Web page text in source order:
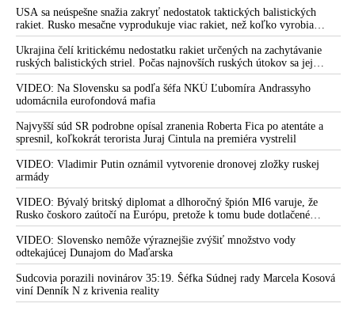
dve dievčatá zo zahraničia, ktoré boli uškrtené počas drsného
fetišistického sexu, pochovali v blízkosti jeho ranča v tomto americkom
štáte
USA sa neúspešne snažia zakryť nedostatok taktických balistických
rakiet. Rusko mesačne vyprodukuje viac rakiet, než koľko vyrobia
všetci producenti systémov Patriot dohromady
Ukrajina čelí kritickému nedostatku rakiet určených na zachytávanie
ruských balistických striel. Počas najnovších ruských útokov sa jej
nepodarilo zostreliť ani jednu. Volodymyr Zelenskyj sa v zúfalstve snaží
prostredníctvom NATO zabezpečiť ich dodávky
VIDEO: Na Slovensku sa podľa šéfa NKÚ Ľubomíra Andrassyho
udomácnila eurofondová mafia
Najvyšší súd SR podrobne opísal zranenia Roberta Fica po atentáte a
spresnil, koľkokrát terorista Juraj Cintula na premiéra vystrelil
VIDEO: Vladimir Putin oznámil vytvorenie dronovej zložky ruskej
armády
VIDEO: Bývalý britský diplomat a dlhoročný špión MI6 varuje, že
Rusko čoskoro zaútočí na Európu, pretože k tomu bude dotlačené
rovnako, ako bolo dotlačené k invázii na Ukrajinu v roku 2022.
Zelenskyj medzitým v Kyjeve naliehal na zhromaždených diplomatov,
aby vo svete zháňali energie pre Ukrajinu na zimu. Putin vraj bude
mobilizovať a vojna sa do zimy pravdepodobne neskončí
VIDEO: Slovensko nemôže výraznejšie zvýšiť množstvo vody
odtekajúcej Dunajom do Maďarska
Sudcovia porazili novinárov 35:19. Šéfka Súdnej rady Marcela Kosová
viní Denník N z krivenia reality